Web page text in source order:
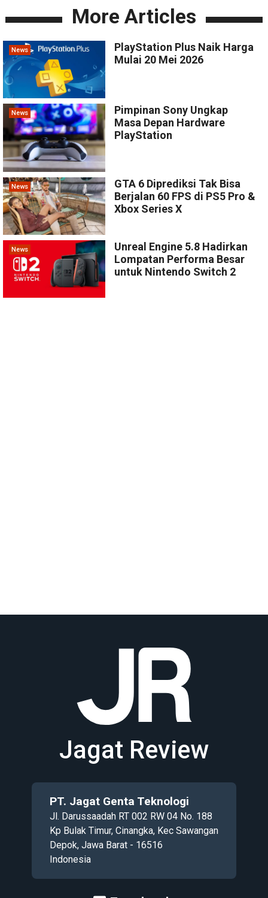
More Articles
News
PlayStation Plus Naik Harga
Mulai 20 Mei 2026
News
Pimpinan Sony Ungkap
Masa Depan Hardware
PlayStation
News
GTA 6 Diprediksi Tak Bisa
Berjalan 60 FPS di PS5 Pro &
Xbox Series X
News
Unreal Engine 5.8 Hadirkan
Lompatan Performa Besar
untuk Nintendo Switch 2
Jagat Review
PT. Jagat Genta Teknologi
Jl. Darussaadah RT 002 RW 04 No. 188
Kp Bulak Timur, Cinangka, Kec Sawangan
Depok, Jawa Barat - 16516
Indonesia